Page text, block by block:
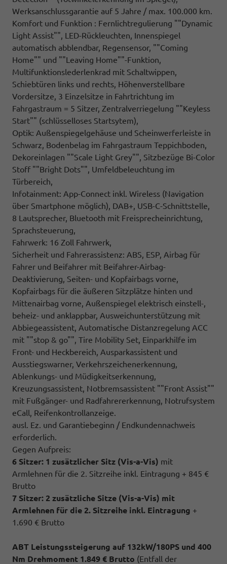
Werksanschlussgarantie auf 5 Jahre / max. 100.000 km.
Komfort und Funktion : Fernlichtregulierung ""Dynamic
Light Assist"", LED-Rückleuchten, Innenspiegel
automatisch abblendbar, Regensensor, ""Coming
Home"" und ""Leaving Home""-Funktion,
Multifunktionslederlenkrad mit Schaltwippen,
Schiebtüren links und rechts, Höhenverstellbare
Vordersitze, 3 Einzelsitze in Fahrtrichtung im
Fahrgastraum = 5 Sitzer, Zentralverriegelung ""Keyless
Start"" (schlüsselloses Startsytem),
Optik: Außenspiegelgehäuse und Scheinwerferleiste in
Schwarz, Bodenbelag im Fahrgastraum Teppichboden,
Dekoreinlagen ""Scale Light Grey"", Sitzbezüge Bi-Color
Stoff ""Bright Dots"", Umfeldbeleuchtung im
Türbereich,
Infotainment: App-Connect inkl. Wireless (Navigation
über Smartphone möglich), DAB+, USB-C-Schnittstelle,
8 Lautsprecher, Bluetooth mit Freisprecheinrichtung,
Sprachsteuerung,
Fahrwerk: 16 Zoll Fahrwerk,
Sicherheit und Fahrerassistenz: ABS, ESP, Airbag für
Fahrer und Beifahrer mit Beifahrer-Airbag-
Deaktivierung, Seiten- und Kopfairbags vorne,
Kopfairbags für die äußeren Sitzplätze hinten und
Mittenairbag vorne, Außenspiegel elektrisch einstell-,
beheiz- und anklappbar, Ausweichunterstützung mit
Abbiegeassistent, Automatische Distanzregelung ACC
mit ""stop & go"", Tire Mobility Set, Einparkhilfe im
Front- und Heckbereich, Ausparkassistent und
Ausstiegswarner, Verkehrszeichenerkennung,
Ablenkungs- und Müdigkeitserkennung,
Kreuzungsassistent, Notbremsassistent ""Front Assist""
mit Fußgänger- und Radfahrererkennung, Notrufsystem
eCall, Reifenkontrollanzeige.
ausl. Ez. und Garantiebeginn / Endkundennachweis
erforderlich.
Gegen Aufpreis:
6 Sitzer: 1 zusätzlicher Sitz (Vis-a-Vis) mit
Armlehnen für die 2. Sitzreihe inkl. Eintragung + 845 €
Brutto
7 Sitzer: 2 zusätzliche Sitze (Vis-a-Vis) mit
Armlehnen für die 2. Sitzreihe inkl. Eintragung +
1.690 € Brutto
ABT Leistungssteigerung auf 132kW/180PS und 400
Nm Drehmoment 1.849 € Brutto (Entfall der